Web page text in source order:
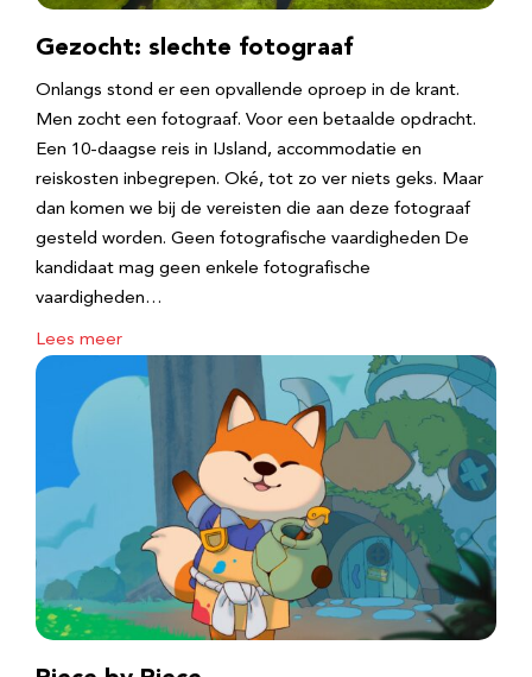
Gezocht: slechte fotograaf
Onlangs stond er een opvallende oproep in de krant.
Men zocht een fotograaf. Voor een betaalde opdracht.
Een 10-daagse reis in IJsland, accommodatie en
reiskosten inbegrepen. Oké, tot zo ver niets geks. Maar
dan komen we bij de vereisten die aan deze fotograaf
gesteld worden. Geen fotografische vaardigheden De
kandidaat mag geen enkele fotografische
vaardigheden…
Lees meer